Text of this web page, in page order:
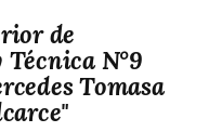
de
N°9
Tomasa